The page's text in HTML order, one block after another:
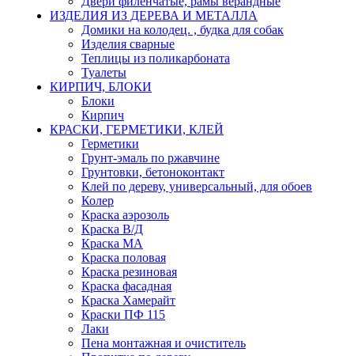
ИЗДЕЛИЯ ИЗ ДЕРЕВА И МЕТАЛЛА
Домики на колодец. , будка для собак
Изделия сварные
Теплицы из поликарбоната
Туалеты
КИРПИЧ, БЛОКИ
Блоки
Кирпич
КРАСКИ, ГЕРМЕТИКИ, КЛЕЙ
Герметики
Грунт-эмаль по ржавчине
Грунтовки, бетоноконтакт
Клей по дереву, универсальный, для обоев
Колер
Краска аэрозоль
Краска В/Д
Краска МА
Краска половая
Краска резиновая
Краска фасадная
Краска Хамерайт
Краски ПФ 115
Лаки
Пена монтажная и очиститель